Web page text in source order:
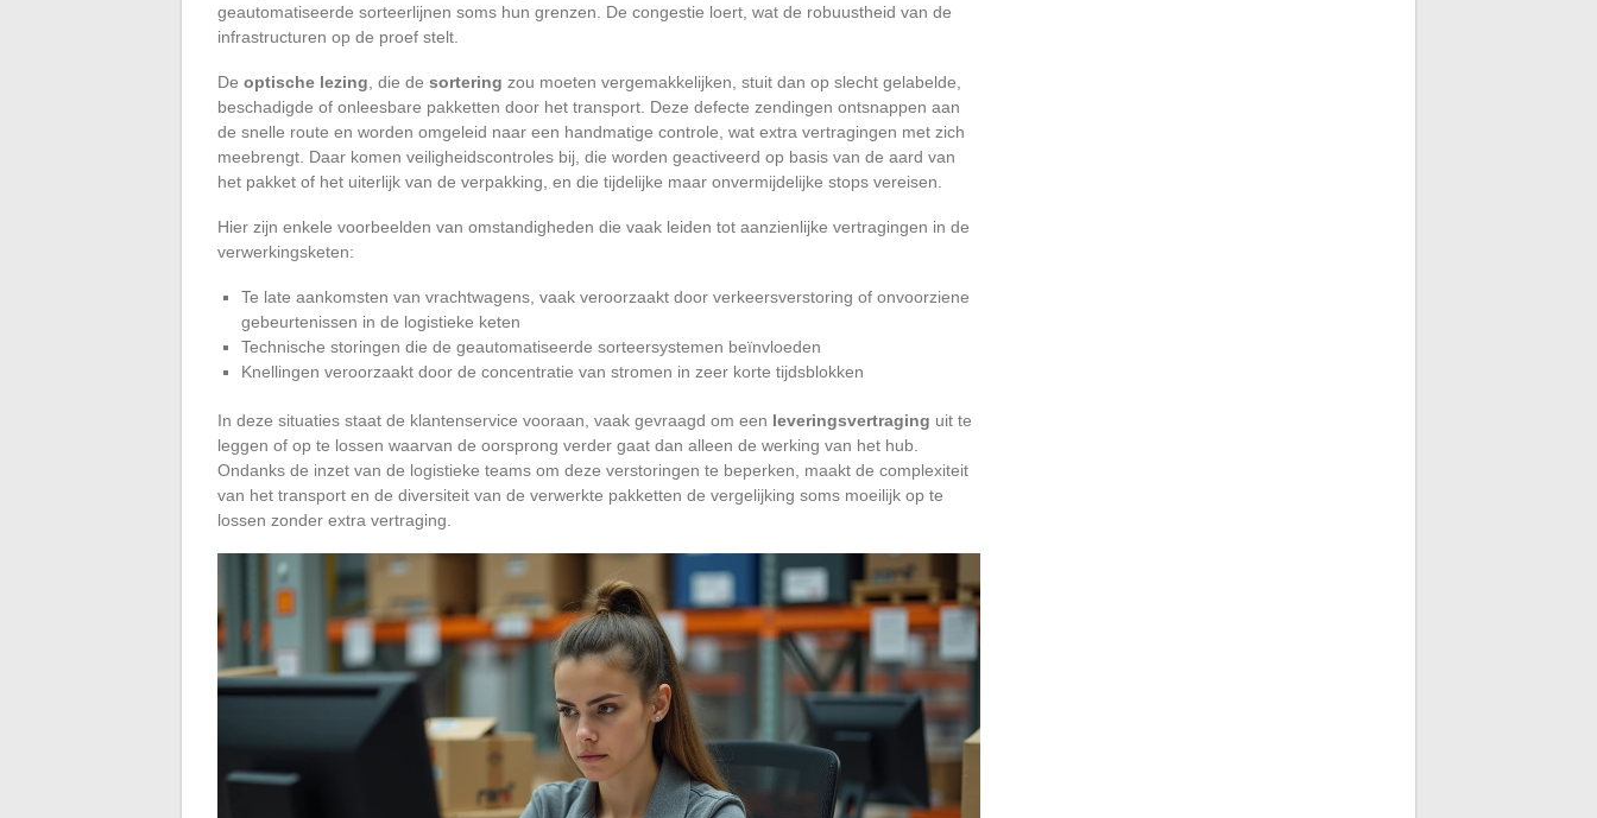
geautomatiseerde sorteerlijnen soms hun grenzen. De congestie loert, wat de robuustheid van de
infrastructuren op de proef stelt.
De optische lezing , die de sortering zou moeten vergemakkelijken, stuit dan op slecht gelabelde,
beschadigde of onleesbare pakketten door het transport. Deze defecte zendingen ontsnappen aan
de snelle route en worden omgeleid naar een handmatige controle, wat extra vertragingen met zich
meebrengt. Daar komen veiligheidscontroles bij, die worden geactiveerd op basis van de aard van
het pakket of het uiterlijk van de verpakking, en die tijdelijke maar onvermijdelijke stops vereisen.
Hier zijn enkele voorbeelden van omstandigheden die vaak leiden tot aanzienlijke vertragingen in de
verwerkingsketen:
Te late aankomsten van vrachtwagens, vaak veroorzaakt door verkeersverstoring of onvoorziene
gebeurtenissen in de logistieke keten
Technische storingen die de geautomatiseerde sorteersystemen beïnvloeden
Knellingen veroorzaakt door de concentratie van stromen in zeer korte tijdsblokken
In deze situaties staat de klantenservice vooraan, vaak gevraagd om een leveringsvertraging uit te
leggen of op te lossen waarvan de oorsprong verder gaat dan alleen de werking van het hub.
Ondanks de inzet van de logistieke teams om deze verstoringen te beperken, maakt de complexiteit
van het transport en de diversiteit van de verwerkte pakketten de vergelijking soms moeilijk op te
lossen zonder extra vertraging.